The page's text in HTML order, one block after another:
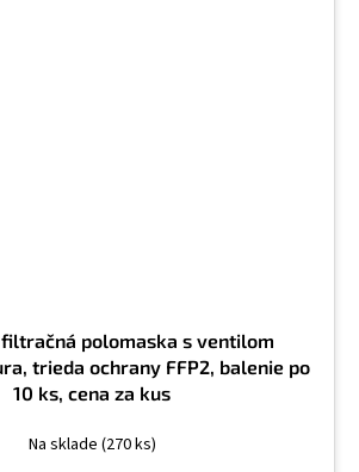
polomaska s ventilom
trieda ochrany FFP2, balenie po
10 ks, cena za kus
Na sklade (270 ks)